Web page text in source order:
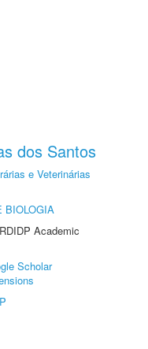
dos Santos
e Veterinárias
BIOLOGIA
Academic
Scholar